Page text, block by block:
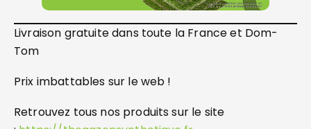
Livraison gratuite dans toute la France et Dom-
Tom
Prix imbattables sur le web !
Retrouvez tous nos produits sur le site